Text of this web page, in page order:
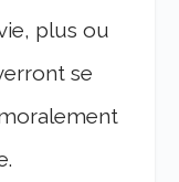
plus ou
se